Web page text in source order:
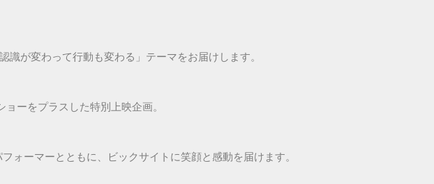
識が変わって行動も変わる」テーマをお届けします。
ーをプラスした特別上映企画。
ォーマーとともに、ビックサイトに笑顔と感動を届けます。